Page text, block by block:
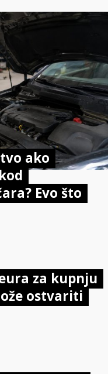
ako
Evo što
za kupnju
ostvariti